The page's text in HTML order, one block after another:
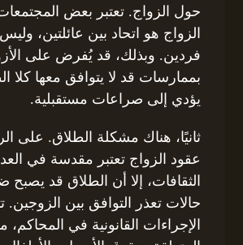
حول الزواج. تعتبر بعض
الزواج هو اتحاد بين عائلتين،
فردين. وبذلك، قد يُفرض على
بممارسات قد لا يتوافق معها كلا
يؤدي إلى صراعات مستقبلية.
ثانيًا، هناك مشكلة الطلاق. على
عقود الزواج تعتبر مقدسة في
الثقافات، إلا أن الطلاق قد
حالات تعذر التوافق بين الزوجين.
الإجراءات القانونية في المحاكم،